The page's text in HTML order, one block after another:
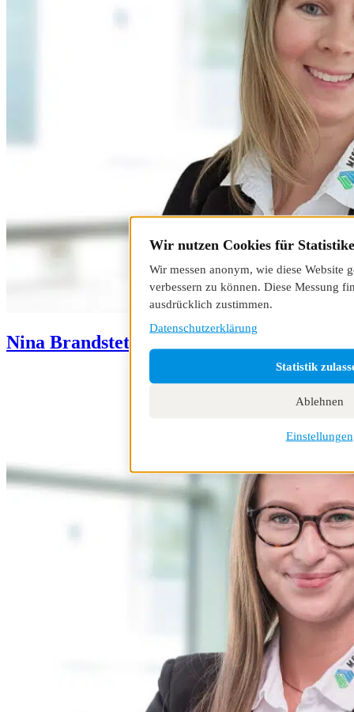
Nina Brandstetter
Wir nutzen Cookies für
Wir messen anonym, wie diese Website
verbessern zu können. Diese Messung
ausdrücklich zustimmen.
Datenschutzerklärung
Statistik
Ablehnen
Einstellungen